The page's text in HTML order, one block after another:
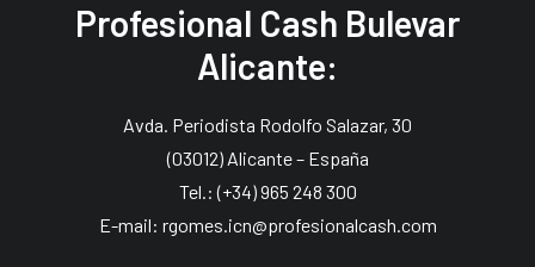
Profesional Cash Bulevar
Alicante:
Avda. Periodista Rodolfo Salazar, 30
(03012) Alicante – España
Tel.: (+34) 965 248 300
E-mail: rgomes.icn@profesionalcash.com